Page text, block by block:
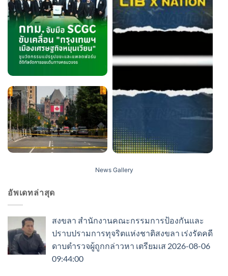
News Gallery
อัพเดทล่าสุด
สงขลา สำนักงานคณะกรรมการป้องกันและ
ปราบปรามการทุจริตแห่งชาติสงขลา เร่งรัดคดี
ดาบตำรวจผู้ถูกกล่าวหา เตรียมเส 2026-08-06
09:44:00